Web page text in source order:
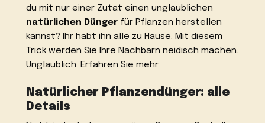
du mit nur einer Zutat einen unglaublichen
natürlichen Dünger für Pflanzen herstellen
kannst? Ihr habt ihn alle zu Hause. Mit diesem
Trick werden Sie Ihre Nachbarn neidisch machen.
Unglaublich: Erfahren Sie mehr.
Natürlicher Pflanzendünger: alle
Details